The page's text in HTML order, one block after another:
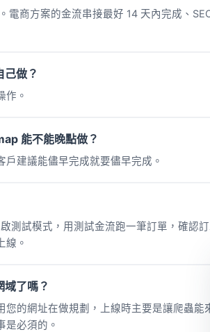
電商方案的金流串接最好 14 天內完成、
己做？
作。
能不能晚點做？
建議能儘早完成就要儘早完成。
測試模式，用測試金流跑一筆訂單，確認
線。
域了嗎？
您的網址在做規劃，上線時主要是讓爬蟲能
是必須的。